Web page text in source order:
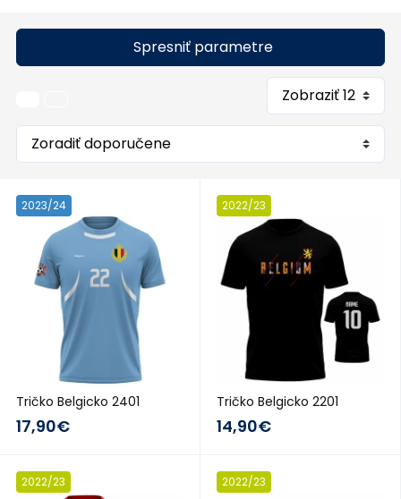
Spresniť parametre
2023/24
Tričko Belgicko 2401
17,90€
2022/23
Tričko Belgicko 2201
14,90€
2022/23 2022/23